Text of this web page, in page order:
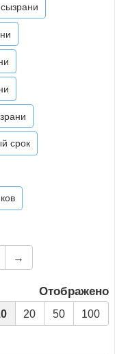
срок
→
Отображено
20 50 100